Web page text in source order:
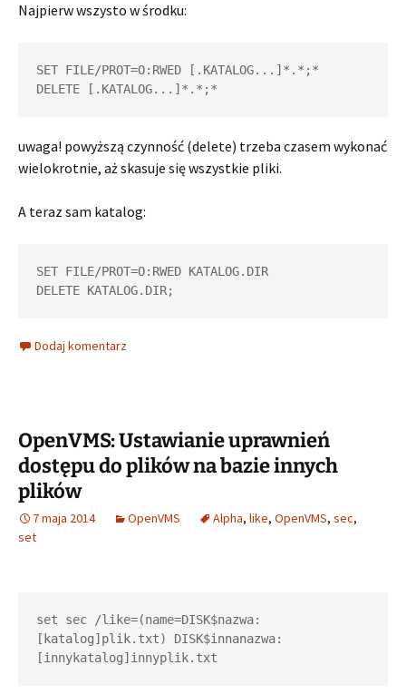
Najpierw wszysto w środku:
SET FILE/PROT=O:RWED [.KATALOG...]*.*;*
uwaga! powyższą czynność (delete) trzeba czasem wykonać
wielokrotnie, aż skasuje się wszystkie pliki.
A teraz sam katalog:
SET FILE/PROT=O:RWED KATALOG.DIR
Dodaj komentarz
OpenVMS: Ustawianie uprawnień
dostępu do plików na bazie innych
plików
7 maja 2014 OpenVMS Alpha, like, OpenVMS, sec,
set
set sec /like=(name=DISK$nazwa:
[katalog]plik.txt) DISK$innanazwa: